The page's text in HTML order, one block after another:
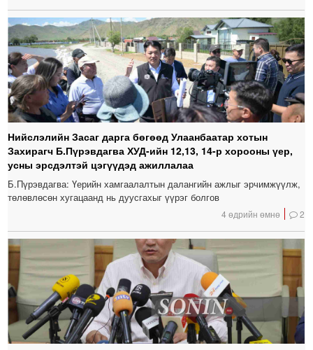
Нийслэлийн Засаг дарга бөгөөд Улаанбаатар хотын
Захирагч Б.Пүрэвдагва ХУД-ийн 12,13, 14-р хорооны үер,
усны эрсдэлтэй цэгүүдэд ажиллалаа
Б.Пүрэвдагва: Үерийн хамгаалалтын далангийн ажлыг эрчимжүүлж,
төлөвлөсөн хугацаанд нь дуусгахыг үүрэг болгов
4 өдрийн өмнө 2